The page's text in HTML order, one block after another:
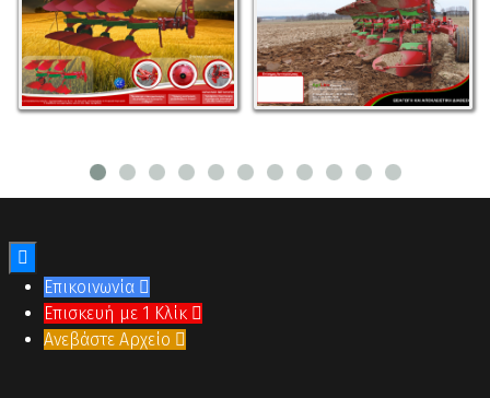

Επικοινωνία 
Επισκευή με 1 Κλίκ 
Ανεβάστε Αρχείο 